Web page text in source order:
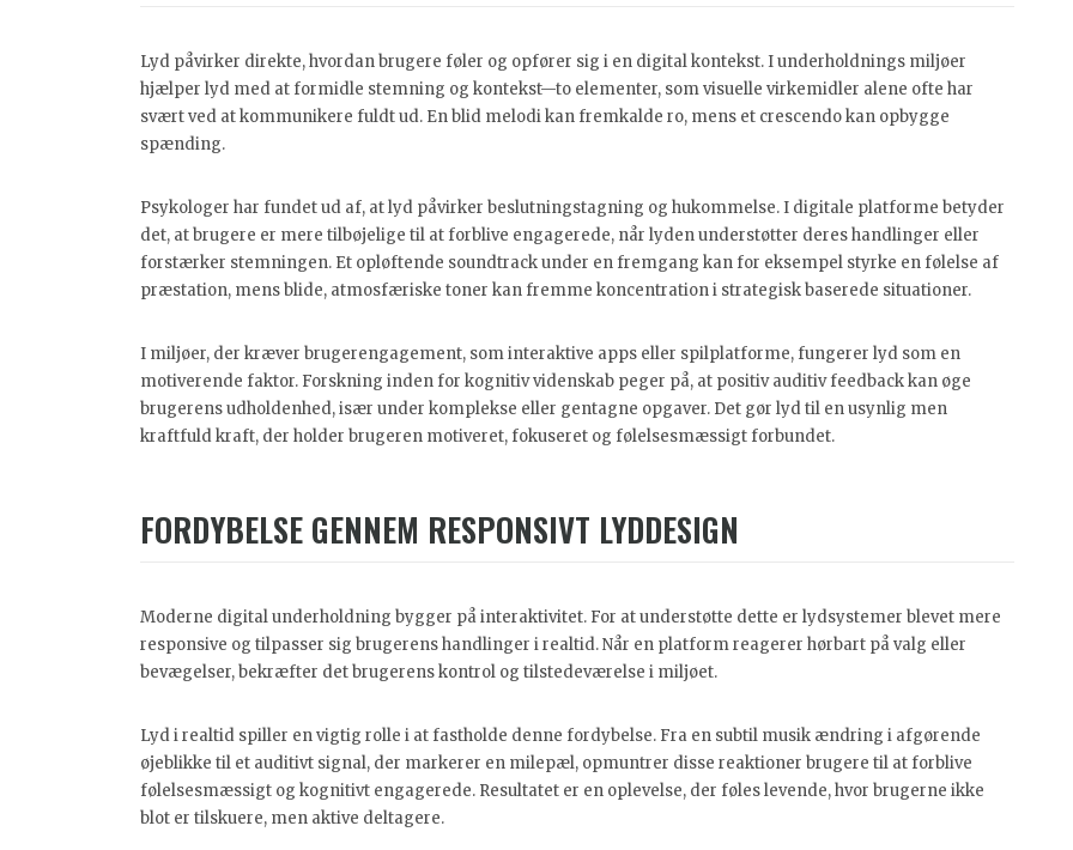
Lyd påvirker direkte, hvordan brugere føler og opfører sig i en digital kontekst. I underholdnings miljøer
hjælper lyd med at formidle stemning og kontekst—to elementer, som visuelle virkemidler alene ofte har
svært ved at kommunikere fuldt ud. En blid melodi kan fremkalde ro, mens et crescendo kan opbygge
spænding.
Psykologer har fundet ud af, at lyd påvirker beslutningstagning og hukommelse. I digitale platforme betyder
det, at brugere er mere tilbøjelige til at forblive engagerede, når lyden understøtter deres handlinger eller
forstærker stemningen. Et opløftende soundtrack under en fremgang kan for eksempel styrke en følelse af
præstation, mens blide, atmosfæriske toner kan fremme koncentration i strategisk baserede situationer.
I miljøer, der kræver brugerengagement, som interaktive apps eller spilplatforme, fungerer lyd som en
motiverende faktor. Forskning inden for kognitiv videnskab peger på, at positiv auditiv feedback kan øge
brugerens udholdenhed, især under komplekse eller gentagne opgaver. Det gør lyd til en usynlig men
kraftfuld kraft, der holder brugeren motiveret, fokuseret og følelsesmæssigt forbundet.
FORDYBELSE GENNEM RESPONSIVT LYDDESIGN
Moderne digital underholdning bygger på interaktivitet. For at understøtte dette er lydsystemer blevet mere
responsive og tilpasser sig brugerens handlinger i realtid. Når en platform reagerer hørbart på valg eller
bevægelser, bekræfter det brugerens kontrol og tilstedeværelse i miljøet.
Lyd i realtid spiller en vigtig rolle i at fastholde denne fordybelse. Fra en subtil musik ændring i afgørende
øjeblikke til et auditivt signal, der markerer en milepæl, opmuntrer disse reaktioner brugere til at forblive
følelsesmæssigt og kognitivt engagerede. Resultatet er en oplevelse, der føles levende, hvor brugerne ikke
blot er tilskuere, men aktive deltagere.